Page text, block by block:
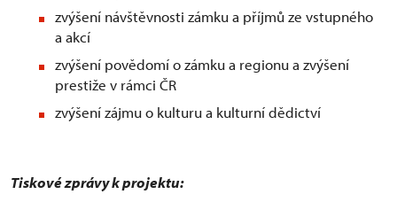
zvýšení návštěvnosti zámku a příjmů ze vstupného
a akcí
zvýšení povědomí o zámku a regionu a zvýšení
prestiže v rámci ČR
zvýšení zájmu o kulturu a kulturní dědictví
Tiskové zprávy k projektu: